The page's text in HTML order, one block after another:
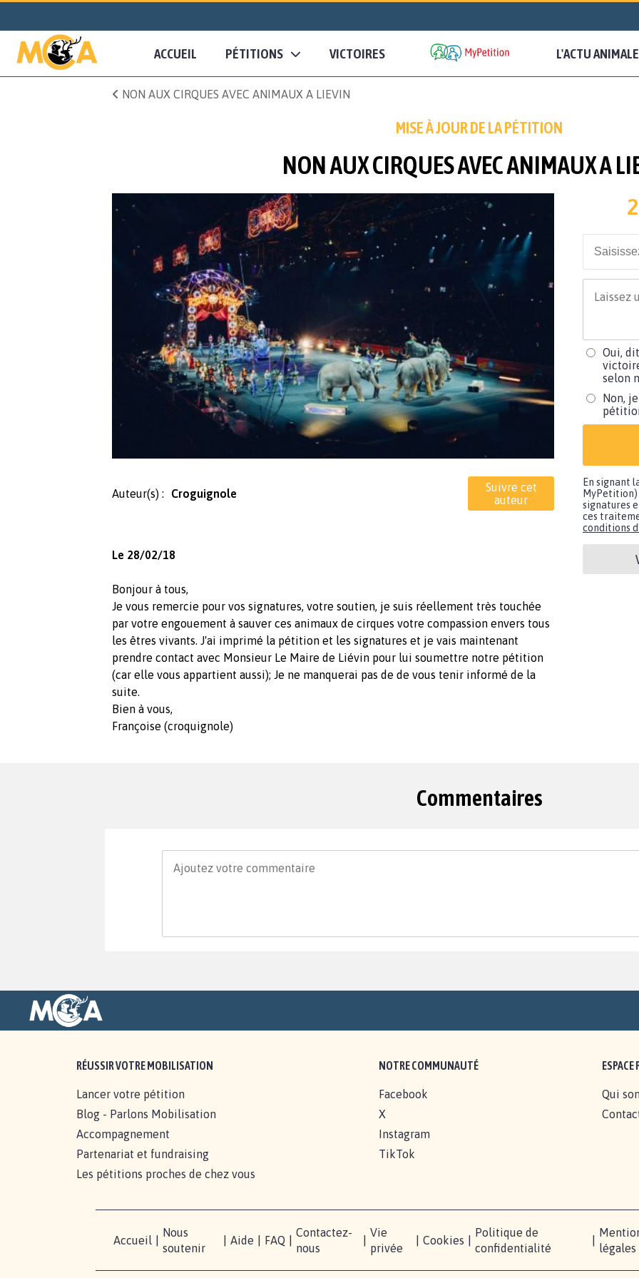
ACCUEIL PÉTITIONS VICTOIRES L'ACTU ANIMALE
NON AUX CIRQUES AVEC ANIMAUX A LIEVIN
MISE À JOUR DE LA PÉTITION
NON AUX CIRQUES AVEC ANIMAUX A
Auteur(s) : Croguignole
Suivre cet
auteur
Le 28/02/18
Bonjour à tous,
Je vous remercie pour vos signatures, votre soutien, je suis réellement très touchée
par votre engouement à sauver ces animaux de cirques votre compassion envers tous
les êtres vivants. J'ai imprimé la pétition et les signatures et je vais maintenant
prendre contact avec Monsieur Le Maire de Liévin pour lui soumettre notre pétition
(car elle vous appartient aussi); Je ne manquerai pas de de vous tenir informé de la
suite.
Bien à vous,
Françoise (croquignole)
Oui,
selon
Non,
En signant
MyPetition)
signatures
ces
conditions
Commentaires
RÉUSSIR VOTRE MOBILISATION
Lancer votre pétition
Blog - Parlons Mobilisation
Accompagnement
Partenariat et fundraising
Les pétitions proches de chez vous
NOTRE COMMUNAUTÉ
Facebook
X
Instagram
TikTok
ESPACE
Qui
Accueil
Nous
soutenir
Aide FAQ
Contactez-
nous
Vie
privée
Cookies
Politique de
confidentialité
légales